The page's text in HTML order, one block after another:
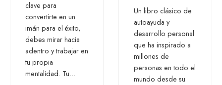
clave para
convertirte en un
imán para el éxito,
debes mirar hacia
adentro y trabajar en
tu propia
mentalidad. Tu...
Un libro clásico de
autoayuda y
desarrollo personal
que ha inspirado a
millones de
personas en todo el
mundo desde su